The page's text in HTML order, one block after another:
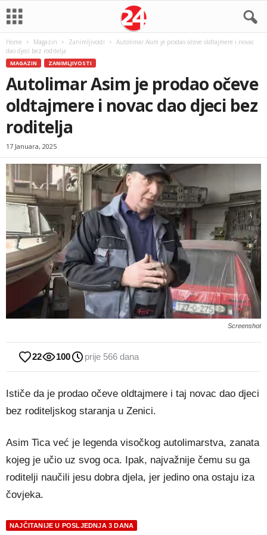
Home Magazin Zanimljivosti
Autolimar Asim je prodao očeve oldtajmere i novac
dao djeci bez roditelja
MAGAZIN ZANIMLJIVOSTI
Autolimar Asim je prodao očeve
oldtajmere i novac dao djeci bez
roditelja
17 Januara, 2025
Screenshot
22 100 prije 566 dana
Ističe da je prodao očeve oldtajmere i taj novac dao djeci
bez roditeljskog staranja u Zenici.
Asim Tica već je legenda visočkog autolimarstva, zanata
kojeg je učio uz svog oca. Ipak, najvažnije čemu su ga
roditelji naučili jesu dobra djela, jer jedino ona ostaju iza
čovjeka.
NAJČITANIJE U POSLJEDNJA 3 DANA